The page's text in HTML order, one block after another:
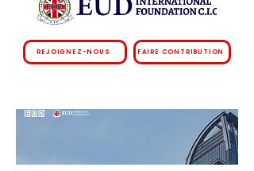
FAIRE CONTRIBUTION
REJOIGNEZ-NOUS